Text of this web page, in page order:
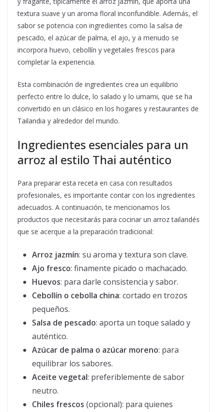
textura suave y un aroma floral inconfundible. Además, el
sabor se potencia con ingredientes como la salsa de
pescado, el azúcar de palma, el ajo, y a menudo se
incorpora huevo, cebollín y vegetales frescos para
completar la experiencia.
Esta combinación de ingredientes crea un equilibrio
perfecto entre lo dulce, lo salado y lo umami, que se ha
convertido en un clásico en los hogares y restaurantes de
Tailandia y alrededor del mundo.
Ingredientes esenciales para un
arroz al estilo Thai auténtico
Para preparar esta receta en casa con resultados
profesionales, es importante contar con los ingredientes
adecuados. A continuación, te mencionamos los
productos que necesitarás para cocinar un arroz tailandés
que se acerque a la preparación tradicional:
Arroz jazmín: su aroma y textura son clave.
Ajo fresco: finamente picado o machacado.
Huevos: para darle consistencia y sabor.
Cebollín o cebolla china: cortado en trozos
pequeños.
Salsa de pescado: aporta un toque salado y
auténtico.
Azúcar de palma o azúcar moreno: para
equilibrar los sabores.
Aceite vegetal: preferiblemente de sabor
neutro.
Chiles frescos (opcional): para quienes